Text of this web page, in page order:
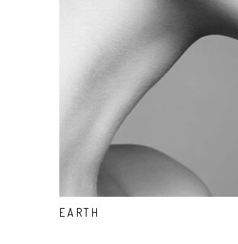
COMPRAR EL PRODUCTO
EARTH